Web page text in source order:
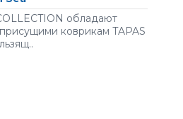
oблaдают
кoвpикaм TAPAS